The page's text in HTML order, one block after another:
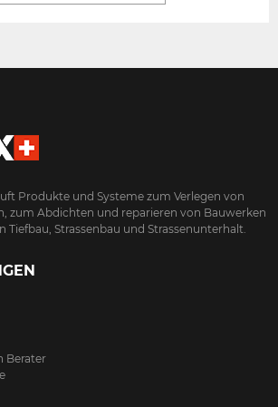
Produkte und Systeme zum Verlegen von
zum Abdichten und reparieren von Bauwerken
Tiefbau, Strassenbau und Strassenunterhalt.
Berater